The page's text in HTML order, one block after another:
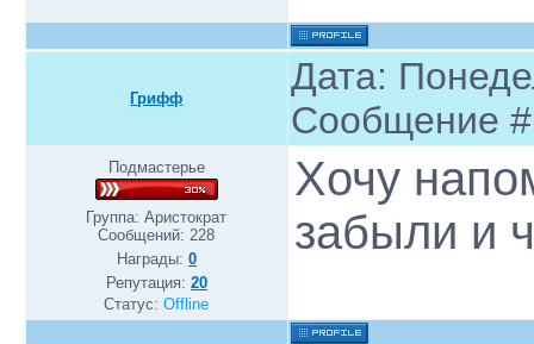
Грифф
Дата:
Сообщение
Подмастерье
Группа: Аристократ
Сообщений:228
Награды: 0
Репутация: 20
Статус:Offline
Хочу
забыли и